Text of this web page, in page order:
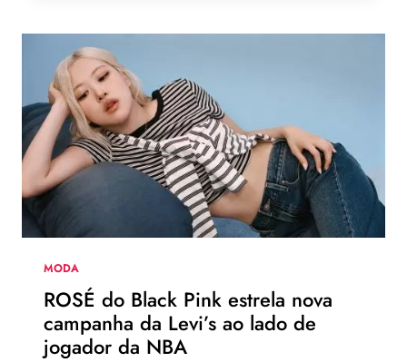
DO
VERÃO
EUROPEU
2026
QUE
DEVEM
CHEGAR
AO
MODA
ROSÉ do Black Pink estrela nova
campanha da Levi’s ao lado de
jogador da NBA